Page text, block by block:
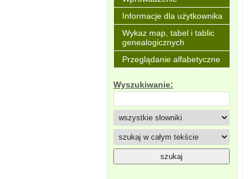
Informacje dla użytkownika
Wykaz map, tabel i tablic
genealogicznych
Przeglądanie alfabetyczne
Wyszukiwanie: